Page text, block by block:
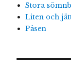
Stora
Liten och
Påsen